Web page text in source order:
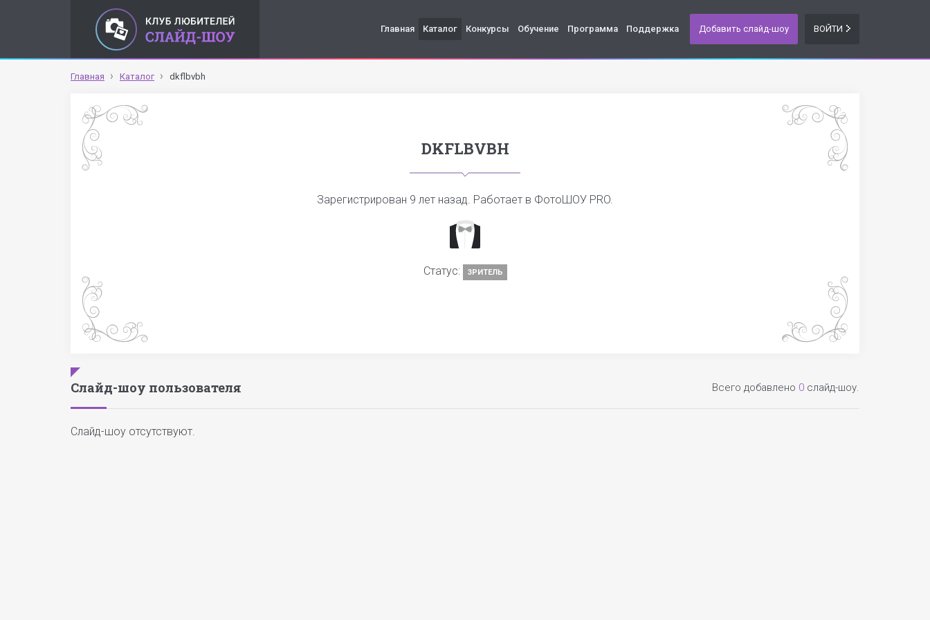
Главная Каталог Конкурсы Обучение Программа Поддержка Добавить слайд-шоу ВОЙТИ
Главная Каталог dkflbvbh
DKFLBVBH
Зарегистрирован 9 лет назад. Работает в ФотоШОУ PRO.
Статус: ЗРИТЕЛЬ
Слайд-шоу пользователя Всего добавлено 0 слайд-шоу.
Слайд-шоу отсутствуют.